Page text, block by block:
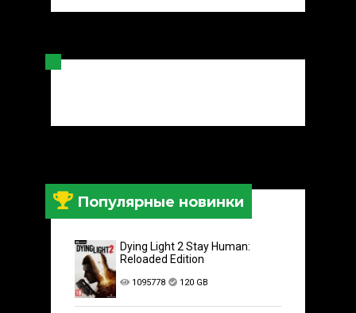
Популярные новинки
Dying Light 2 Stay Human:
Reloaded Edition
1095778 120 GB